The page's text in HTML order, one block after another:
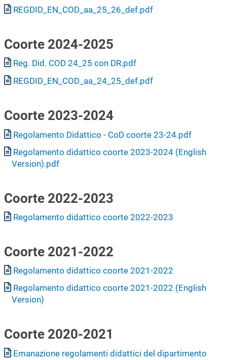
Documento
REGDID_EN_COD_aa_25_26_def.pdf
Coorte 2024-2025
Documento
Reg. Did. COD 24_25 con DR.pdf
Documento
REGDID_EN_COD_aa_24_25_def.pdf
Coorte 2023-2024
Documento
Regolamento Didattico - CoD coorte 23-24.pdf
Documento
Regolamento didattico coorte 2023-2024 (English
Version).pdf
Coorte 2022-2023
Documento
Regolamento didattico coorte 2022-2023
Coorte 2021-2022
Documento
Regolamento didattico coorte 2021-2022
Documento
Regolamento didattico coorte 2021-2022 (English
Version)
Coorte 2020-2021
Documento
Emanazione regolamenti didattici del dipartimento